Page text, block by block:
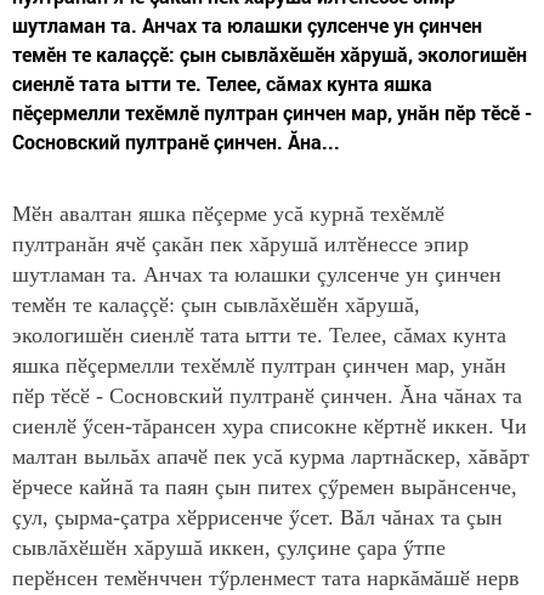
шутламан та. Анчах та юлашки çулсенче ун çинчен
темӗн те калаççӗ: çын сывлăхӗшӗн хăрушă, экологишӗн
сиенлӗ тата ытти те. Телее, сăмах кунта яшка
пӗçермелли техӗмлӗ пултран çинчен мар, унăн пӗр тӗсӗ -
Сосновский пултранӗ çинчен. Ăна...
Мӗн авалтан яшка пӗçерме усă курнă техӗмлӗ
пултранăн ячӗ çакăн пек хăрушă илтӗнессе эпир
шутламан та. Анчах та юлашки çулсенче ун çинчен
темӗн те калаççӗ: çын сывлăхӗшӗн хăрушă,
экологишӗн сиенлӗ тата ытти те. Телее, сăмах кунта
яшка пӗçермелли техӗмлӗ пултран çинчен мар, унăн
пӗр тӗсӗ - Сосновский пултранӗ çинчен. Ăна чăнах та
сиенлӗ ӳсен-тăрансен хура списокне кӗртнӗ иккен. Чи
малтан выльăх апачӗ пек усă курма лартнăскер, хăвăрт
ӗрчесе кайнă та паян çын питех çӳремен вырăнсенче,
çул, çырма-çатра хӗррисенче ӳсет. Вăл чăнах та çын
сывлăхӗшӗн хăрушă иккен, çулçине çара ӳтпе
перӗнсен темӗнччен тӳрленмест тата наркăмăшӗ нерв